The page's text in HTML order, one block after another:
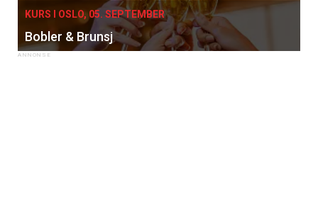
KURS I OSLO, 05. SEPTEMBER
Bobler & Brunsj